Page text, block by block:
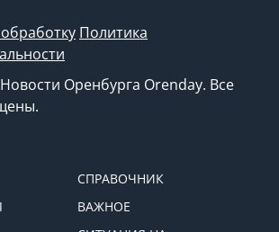
Политика
Оренбурга Orenday. Все
СПРАВОЧНИК
ВАЖНОЕ